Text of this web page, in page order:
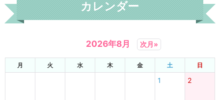
カレンダー
2026年8月 次月»
月 火 水 木 金 土 日
1 2